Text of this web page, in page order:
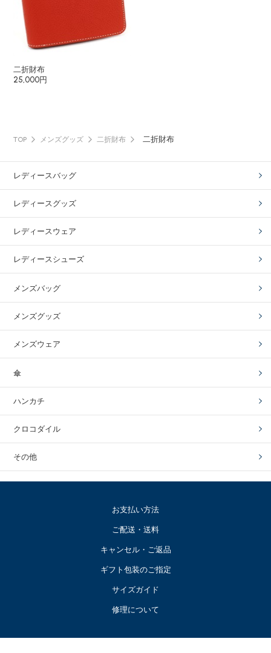
二折財布
25,000円
TOP メンズグッズ 二折財布 二折財布
レディースバッグ
レディースグッズ
レディースウェア
レディースシューズ
メンズバッグ
メンズグッズ
メンズウェア
傘
ハンカチ
クロコダイル
その他
お支払い方法
ご配送・送料
キャンセル・ご返品
ギフト包装のご指定
サイズガイド
修理について